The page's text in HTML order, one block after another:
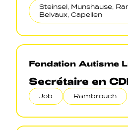
Steinsel, Munshause,
Belvaux, Capellen
Fondation Autisme
Secrétaire en
Job Rambrouch